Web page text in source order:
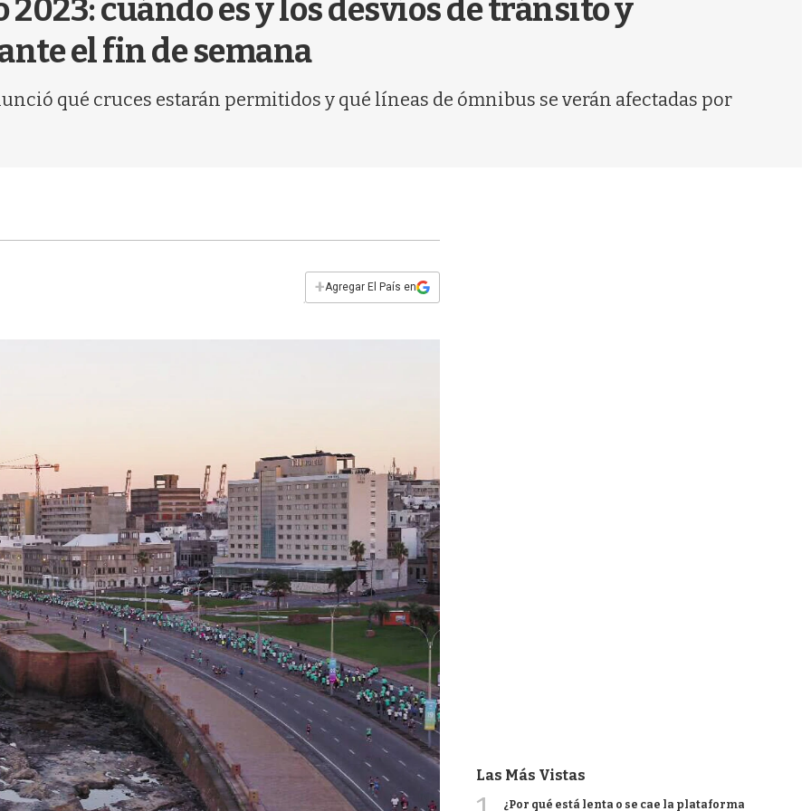
cuándo es y los desvíos de tránsito y
el fin de semana
qué cruces estarán permitidos y qué líneas de ómnibus se verán afectadas por
+Agregar El País en
Las Más Vistas
¿Por qué está lenta o se cae la plataforma